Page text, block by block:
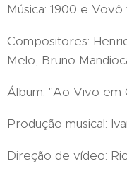
Música: 1900 e
Compositores:
Melo, Bruno
Álbum: "Ao Vivo em
Produção musical:
Direção de vídeo: